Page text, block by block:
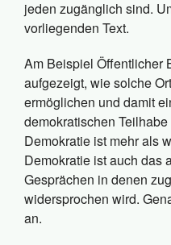
jeden zugänglich sind.
vorliegenden Text.
Am Beispiel Öffentlicher
aufgezeigt, wie solche
ermöglichen und damit
demokratischen
Demokratie ist mehr als
Demokratie ist auch das
Gesprächen in denen
widersprochen wird.
an.